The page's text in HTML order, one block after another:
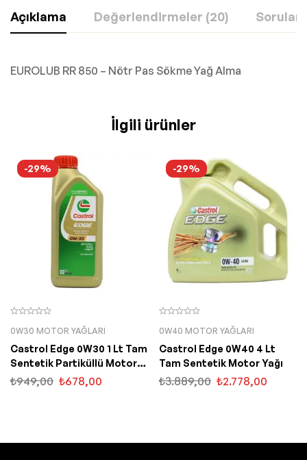
Açıklama Değerlendirmeler (20) Sorular
EUROLUB RR 850 – Nötr Pas Sökme Yağ Alma
İlgili ürünler
-29%
0W30 MOTOR YAĞLARI
Castrol Edge 0W30 1 Lt Tam
Sentetik Partiküllü Motor
Yağı
₺949,00 ₺678,00
-29%
0W40 MOTOR YAĞLARI
Castrol Edge 0W40 4 Lt
Tam Sentetik Motor Yağı
₺3.889,00 ₺2.778,00